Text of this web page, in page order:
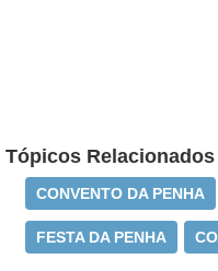
Tópicos Relacionados
CONVENTO DA PENHA
FESTA DA PENHA